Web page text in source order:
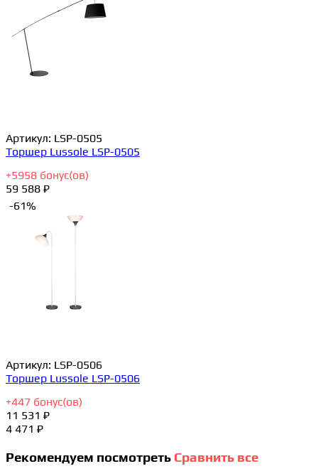
Артикул: LSP-0505
Торшер Lussole LSP-0505
+5958 бонус(ов)
59 588 ₽
-61%
Артикул: LSP-0506
Торшер Lussole LSP-0506
+447 бонус(ов)
11 531 ₽
4 471 ₽
Рекомендуем посмотреть Сравнить все